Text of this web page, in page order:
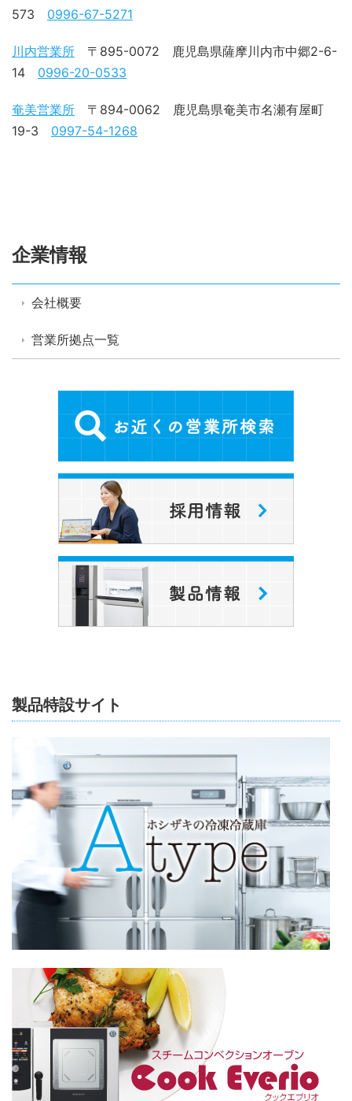
573 0996-67-5271
川内営業所 〒895-0072 鹿児島県薩摩川内市中郷2-6-
14 0996-20-0533
奄美営業所 〒894-0062 鹿児島県奄美市名瀬有屋町
19-3 0997-54-1268
企業情報
会社概要
営業所拠点一覧
製品特設サイト